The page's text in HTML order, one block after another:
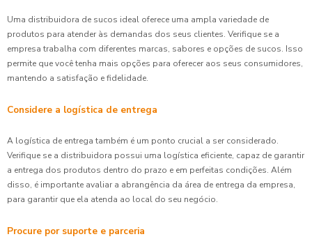
Uma distribuidora de sucos ideal oferece uma ampla variedade de
produtos para atender às demandas dos seus clientes. Verifique se a
empresa trabalha com diferentes marcas, sabores e opções de sucos. Isso
permite que você tenha mais opções para oferecer aos seus consumidores,
mantendo a satisfação e fidelidade.
Considere a logística de entrega
A logística de entrega também é um ponto crucial a ser considerado.
Verifique se a distribuidora possui uma logística eficiente, capaz de garantir
a entrega dos produtos dentro do prazo e em perfeitas condições. Além
disso, é importante avaliar a abrangência da área de entrega da empresa,
para garantir que ela atenda ao local do seu negócio.
Procure por suporte e parceria